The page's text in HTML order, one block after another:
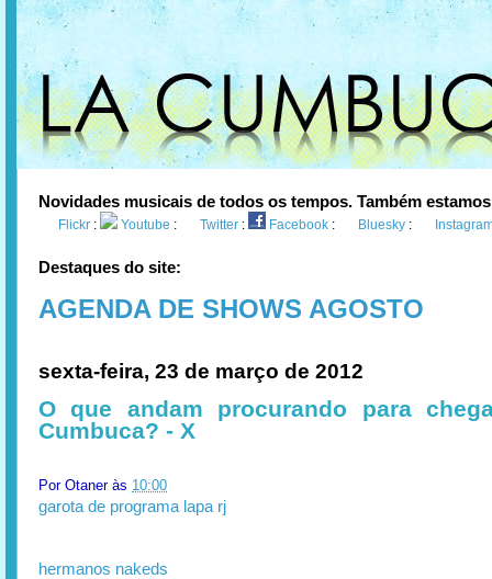
Novidades musicais de todos os tempos. Também
Flickr : Youtube : Twitter : Facebook : Bluesky :
Destaques do site:
AGENDA DE SHOWS AGOSTO
sexta-feira, 23 de março de 2012
O que andam procurando para
Cumbuca? - X
Por Otaner às 10:00
garota de programa lapa rj
hermanos nakeds